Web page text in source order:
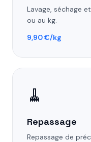
Lavage, séchage
ou au kg.
9,90 €/kg
🧹
Repassage
Repassage de